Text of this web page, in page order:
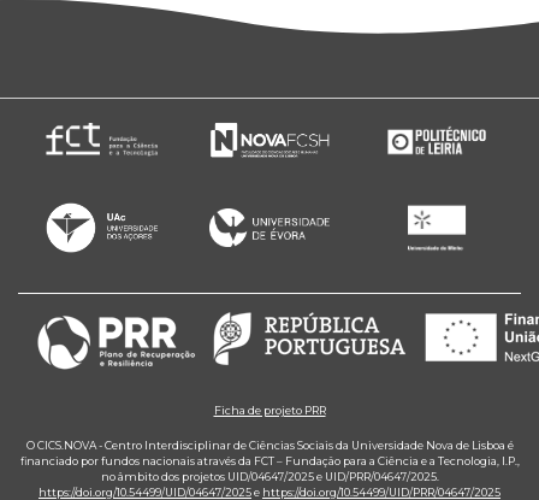
Ficha de projeto PRR
O CICS.NOVA - Centro Interdisciplinar de Ciências Sociais da Universidade Nova de Lisboa é
financiado por fundos nacionais através da FCT – Fundação para a Ciência e a Tecnologia, I.P.,
no âmbito dos projetos UID/04647/2025 e UID/PRR/04647/2025.
https://doi.org/10.54499/UID/04647/2025e https://doi.org/10.54499/UID/PRR/04647/2025